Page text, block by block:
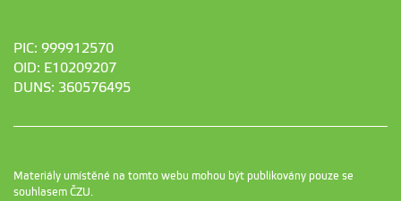
PIC: 999912570
OID: E10209207
DUNS: 360576495
Materiály umístěné na tomto webu mohou být publikovány pouze se
souhlasem ČZU.